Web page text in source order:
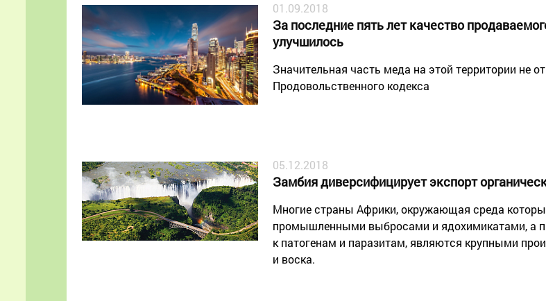
01.09.2018
За последние пять лет качество
улучшилось
Значительная часть меда на этой территории не
Продовольственного кодекса
05.12.2018
Замбия диверсифицирует экспорт
Многие страны Африки, окружающая среда
промышленными выбросами и ядохимикатами, а
к патогенам и паразитам, являются крупными
и воска.